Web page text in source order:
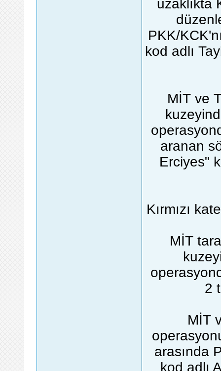
uzaklıkta
PKK/
kod adlı
MİT ve
aranan
Erciyes"
Kırmızı
MİT
2
MİT
arasında
kod adlı